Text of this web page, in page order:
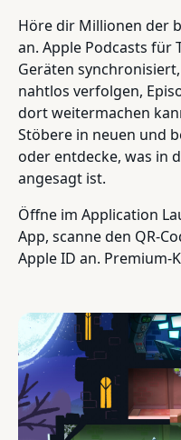
Höre dir Millionen der
an. Apple Podcasts für
Geräten
nahtlos verfolgen,
dort weitermachen
Stöbere in neuen und
oder entdecke, was in
angesagt ist.
Öffne im Application
App, scanne den QR-
Apple ID an.